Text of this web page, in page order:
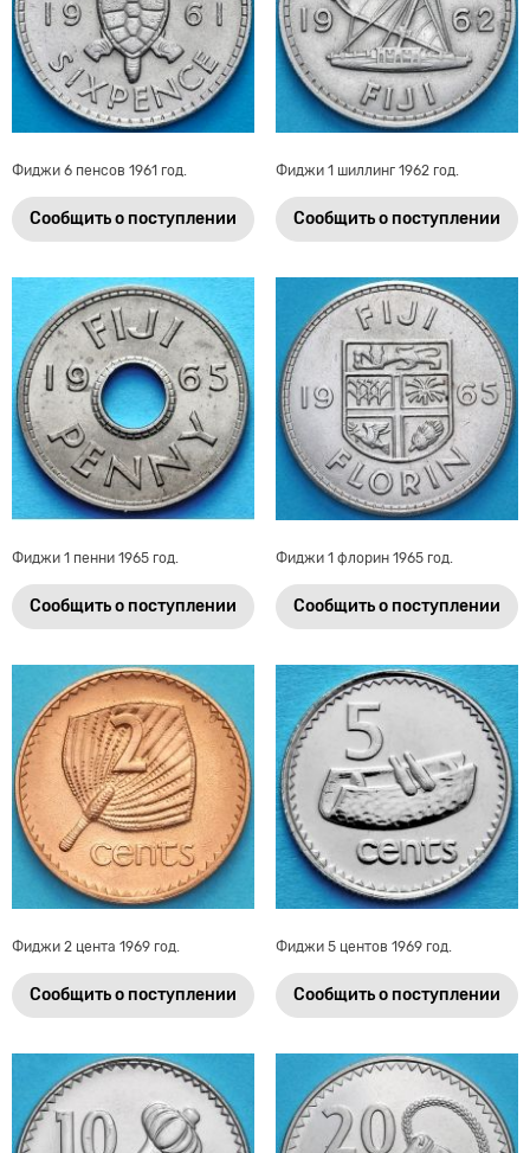
Фиджи 6 пенсов 1961 год.
Сообщить о поступлении
Фиджи 1 шиллинг 1962 год.
Сообщить о поступлении
Фиджи 1 пенни 1965 год.
Сообщить о поступлении
Фиджи 1 флорин 1965 год.
Сообщить о поступлении
Фиджи 2 цента 1969 год.
Сообщить о поступлении
Фиджи 5 центов 1969 год.
Сообщить о поступлении